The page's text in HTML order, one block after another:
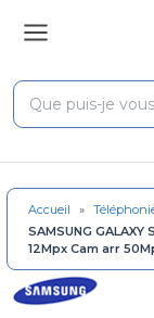
Accueil »
SAMSUNG
12Mpx Cam arr